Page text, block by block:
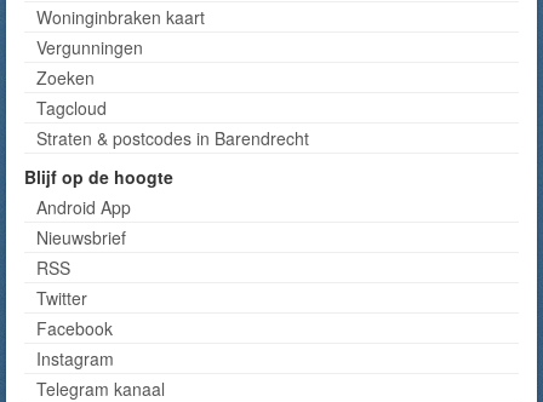
Woninginbraken kaart
Vergunningen
Zoeken
Tagcloud
Straten & postcodes in Barendrecht
Blijf op de hoogte
Android App
Nieuwsbrief
RSS
Twitter
Facebook
Instagram
Telegram kanaal